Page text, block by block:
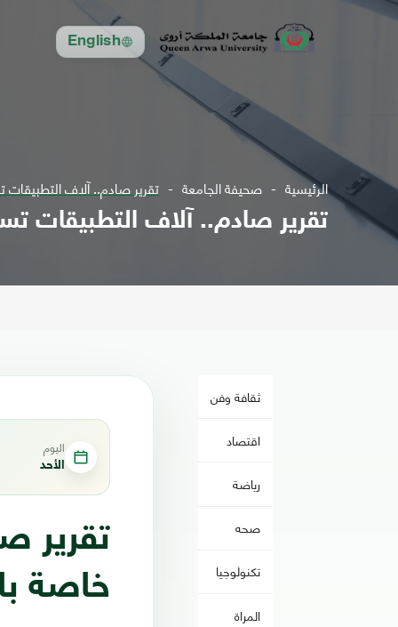
English
الرئيسية صحيفة الجامعة تقرير صادم.. آلاف
تقرير صادم.. آلاف التطبيقات
ثقافة وفن
اقتصاد
رياضة
صحه
تكنولوجيا
المراة
اليوم
الأحد
تقرير
خاصة